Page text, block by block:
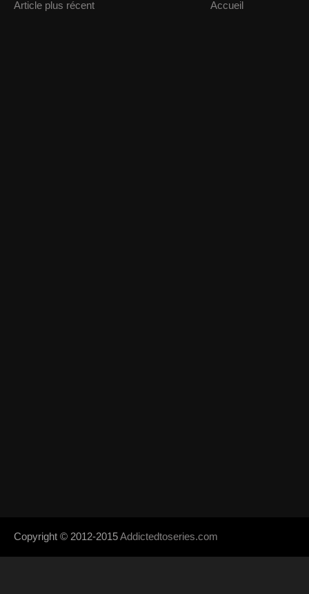
Article plus récent Accueil
Copyright © 2012-2015Addictedtoseries.com